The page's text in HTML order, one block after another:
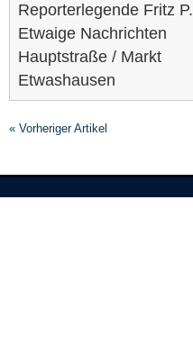
Reporterlegende Fritz P.
Etwaige Nachrichten
Hauptstraße / Markt
Etwashausen
« Vorheriger Artikel